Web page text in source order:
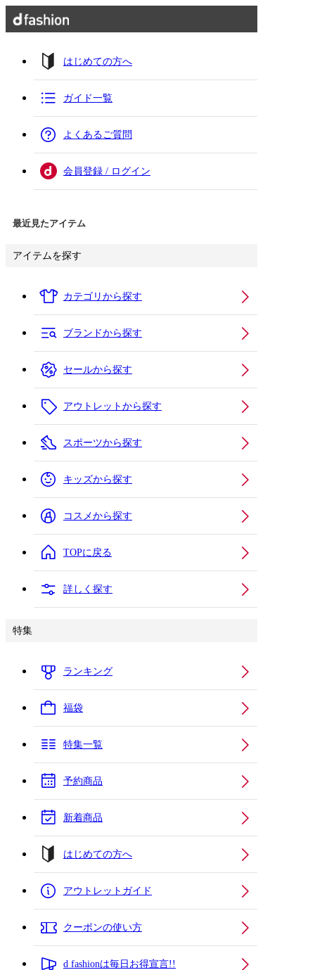
はじめての方へ
ガイド一覧
よくあるご質問
会員登録 / ログイン
最近見たアイテム
アイテムを探す
カテゴリから探す
ブランドから探す
セールから探す
アウトレットから探す
スポーツから探す
キッズから探す
コスメから探す
TOPに戻る
詳しく探す
特集
ランキング
福袋
特集一覧
予約商品
新着商品
はじめての方へ
アウトレットガイド
クーポンの使い方
d fashionは毎日お得宣言!!